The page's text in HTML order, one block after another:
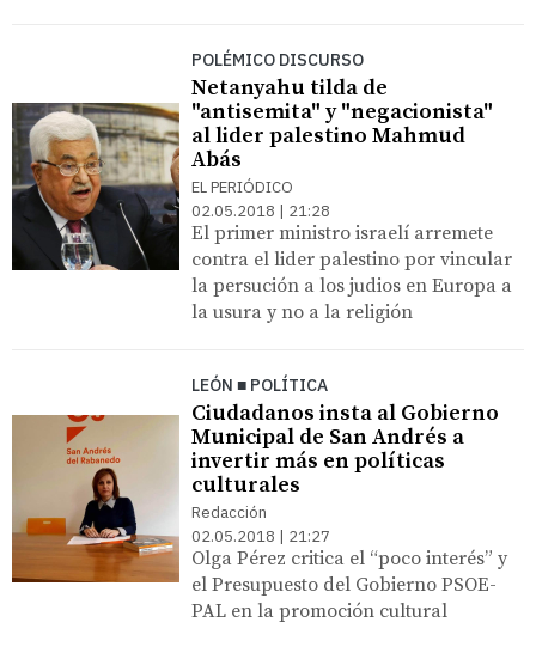
POLÉMICO DISCURSO
Netanyahu tilda de
"antisemita" y "negacionista"
al lider palestino Mahmud
Abás
EL PERIÓDICO
02.05.2018 | 21:28
El primer ministro israelí arremete
contra el lider palestino por vincular
la persución a los judios en Europa a
la usura y no a la religión
LEÓN ■ POLÍTICA
Ciudadanos insta al Gobierno
Municipal de San Andrés a
invertir más en políticas
culturales
Redacción
02.05.2018 | 21:27
Olga Pérez critica el “poco interés” y
el Presupuesto del Gobierno PSOE-
PAL en la promoción cultural